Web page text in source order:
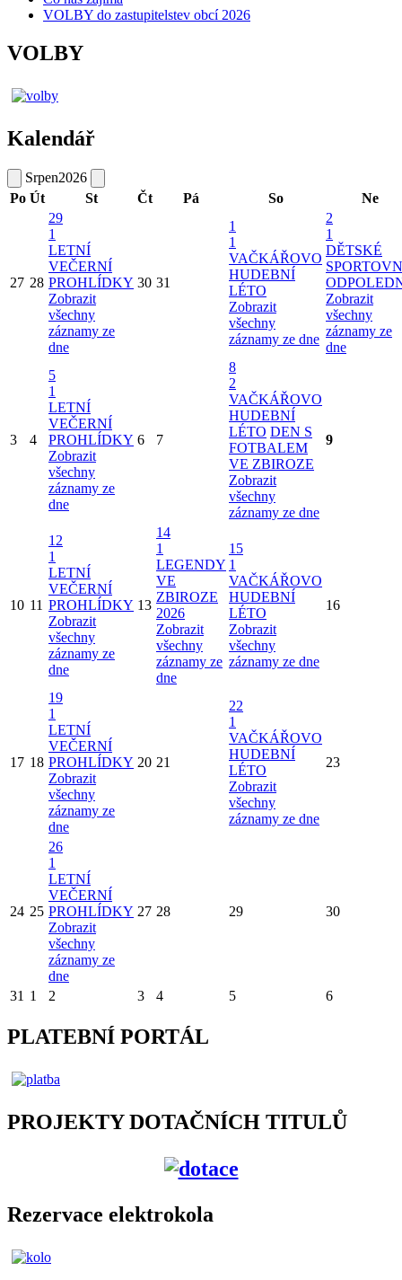
VOLBY do zastupitelstev obcí 2026
VOLBY
Kalendář
Srpen2026
Po Út St Čt Pá So Ne
27 28
29
1
LETNÍ
VEČERNÍ
PROHLÍDKY
Zobrazit
všechny
záznamy ze
dne
30 31
1
1
VAČKÁŘOVO
HUDEBNÍ
LÉTO
Zobrazit
všechny
záznamy ze dne
2
1
DĚTSKÉ
Zobrazit
všechny
záznamy ze
dne
3 4
5
1
LETNÍ
VEČERNÍ
PROHLÍDKY
Zobrazit
všechny
záznamy ze
dne
6 7
8
2
VAČKÁŘOVO
HUDEBNÍ
LÉTO DEN S
FOTBALEM
VE ZBIROZE
Zobrazit
všechny
záznamy ze dne
9
10 11
12
1
LETNÍ
VEČERNÍ
PROHLÍDKY
Zobrazit
všechny
záznamy ze
dne
13
14
1
LEGENDY
VE
ZBIROZE
2026
Zobrazit
všechny
záznamy ze
dne
15
1
VAČKÁŘOVO
HUDEBNÍ
LÉTO
Zobrazit
všechny
záznamy ze dne
16
17 18
19
1
LETNÍ
VEČERNÍ
PROHLÍDKY
Zobrazit
všechny
záznamy ze
dne
20 21
22
1
VAČKÁŘOVO
HUDEBNÍ
LÉTO
Zobrazit
všechny
záznamy ze dne
23
24 25
26
1
LETNÍ
VEČERNÍ
PROHLÍDKY
Zobrazit
všechny
záznamy ze
dne
27 28 29 30
31 1 2 3 4 5 6
PLATEBNÍ PORTÁL
PROJEKTY DOTAČNÍCH TITULŮ
Rezervace elektrokola